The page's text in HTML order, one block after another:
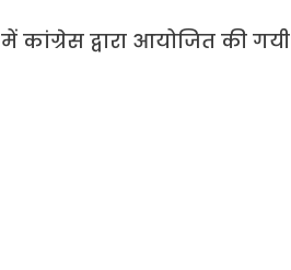
द्वारा आयोजित की गयी